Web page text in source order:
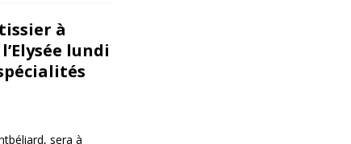
à
lundi
sera à